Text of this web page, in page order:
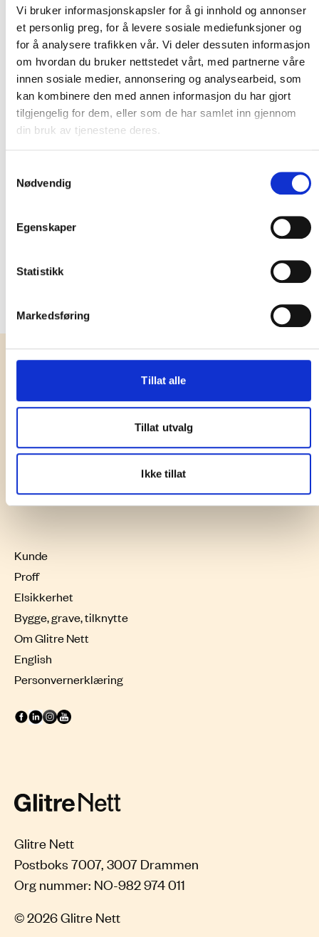
Vi bruker informasjonskapsler for å gi innhold og annonser
et personlig preg, for å levere sosiale mediefunksjoner og
for å analysere trafikken vår. Vi deler dessuten informasjon
om hvordan du bruker nettstedet vårt, med partnerne våre
innen sosiale medier, annonsering og analysearbeid, som
kan kombinere den med annen informasjon du har gjort
tilgjengelig for dem, eller som de har samlet inn gjennom
din bruk av tjenestene deres.
Nødvendig
Egenskaper
Statistikk
Markedsføring
Tillat alle
Tillat utvalg
Ikke tillat
Hvor stort solcelleanlegg kan jeg installere?
Hvem betaler dersom strømnettet må
produksjon?
Glitre Nett
Postboks 7007, 3007 Drammen
© 2026 Glitre Nett
Kunde
Proff
Elsikkerhet
Bygge, grave, tilknytte
Om Glitre Nett
English
Personvernerklæring
Aktuelt